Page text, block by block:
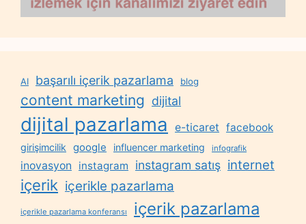
AI başarılı içerik pazarlama blog
content marketing dijital
dijital pazarlama e-ticaret facebook
girişimcilik google influencer marketing infografik
inovasyon instagram instagram satış internet
içerik içerikle pazarlama
içerikle pazarlama konferansı içerik pazarlama